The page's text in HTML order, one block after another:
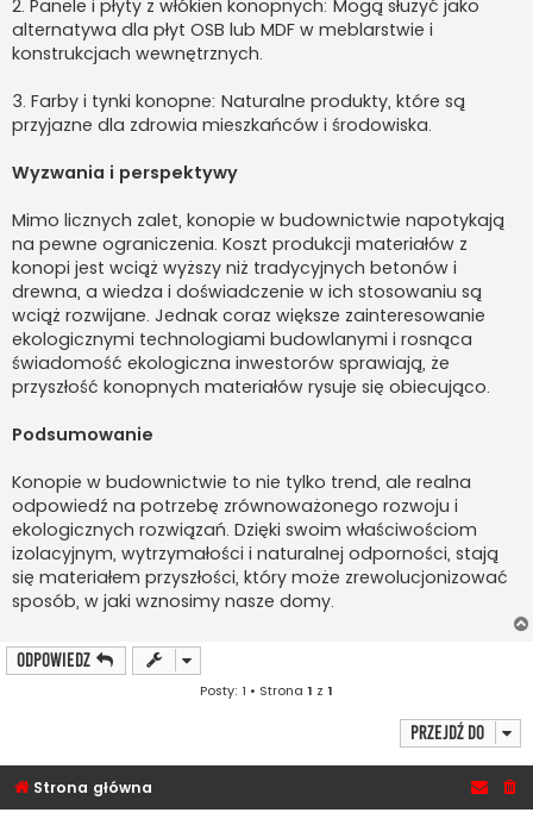
2. Panele i płyty z włókien konopnych: Mogą służyć jako
alternatywa dla płyt OSB lub MDF w meblarstwie i
konstrukcjach wewnętrznych.
3. Farby i tynki konopne: Naturalne produkty, które są
przyjazne dla zdrowia mieszkańców i środowiska.
Wyzwania i perspektywy
Mimo licznych zalet, konopie w budownictwie napotykają
na pewne ograniczenia. Koszt produkcji materiałów z
konopi jest wciąż wyższy niż tradycyjnych betonów i
drewna, a wiedza i doświadczenie w ich stosowaniu są
wciąż rozwijane. Jednak coraz większe zainteresowanie
ekologicznymi technologiami budowlanymi i rosnąca
świadomość ekologiczna inwestorów sprawiają, że
przyszłość konopnych materiałów rysuje się obiecująco.
Podsumowanie
Konopie w budownictwie to nie tylko trend, ale realna
odpowiedź na potrzebę zrównoważonego rozwoju i
ekologicznych rozwiązań. Dzięki swoim właściwościom
izolacyjnym, wytrzymałości i naturalnej odporności, stają
się materiałem przyszłości, który może zrewolucjonizować
sposób, w jaki wznosimy nasze domy.
ODPOWIEDZ
Posty: 1 • Strona 1 z 1
Przejdź do
Strona główna